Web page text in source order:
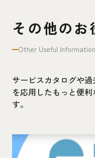
その他のお
Other Useful Information
サービスカタログや
を応用したもっと便
す。